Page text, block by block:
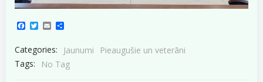
Facebook
Twitter
Email
Categories: Jaunumi
Pieaugušie un veterāni
Tags:
No Tag